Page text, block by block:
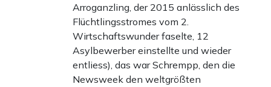
Arroganzling, der 2015 anlässlich des
Flüchtlingsstromes vom 2.
Wirtschaftswunder faselte, 12
Asylbewerber einstellte und wieder
entliess), das war Schrempp, den die
Newsweek den weltgrößten